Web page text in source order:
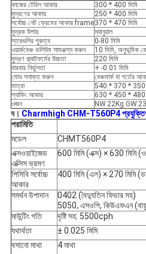
কাজের টেবিল আকার
300 * 400 মিমি
মুদ্রণের আকার
250 * 400 মিমি
সর্বোচ্চ নেট ফ্রেমের আকার frame370 * 470 মিমি
মুদ্রক উপায়
ম্যানুয়াল
স্তরগুলির পুরুত্ব
0-80 মিমি
ওয়ার্কবেঞ্চ ভলিউম সামঞ্জস্য করুন
10 মিমি, অনুভূমিক
মুদ্রণ প্ল্যাটফর্মের উচ্চতা
220 মিমি
বারবার নির্ভুলতা
+ -0.01 মিমি
মোড সনাক্ত করুন
বেঞ্চমার্ক বা গর্তের
মাত্রা
540 * 370 * 350
প্যাকিং আকার
630 * 450 * 480
ওজন
NW.22Kg
ঘ। Charmhigh CHM-T560P4
পরামিতি
মডেল
CHMT560P4
এক্সওয়াইজেড
এক্সিস ভ্রমণ
600 মিমি (এক্স) × 630 মিমি
পিসিবি সর্বোচ্চ
আকার
400 মিমি (এল) × 270 মিমি
সমর্থন উপাদান
0402 (বৈদ্যুতিন ফিডার সহ)
5050, এসওপি, কিউএফএন
মাউন্টিং গতি
দৃষ্টি সহ: 5500cph
যথার্থতা
± 0.025 মিমি
বসানো মাথা
4 মাথা